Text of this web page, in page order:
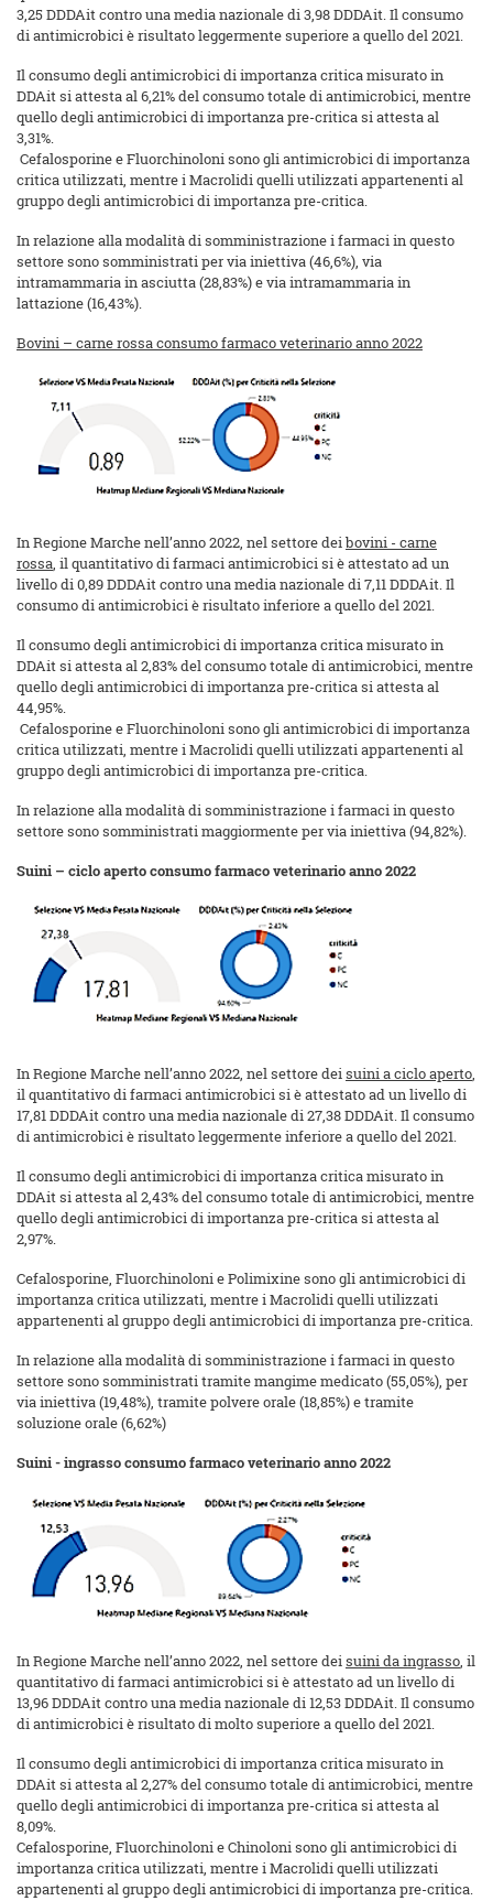
3,25 DDDAit contro una media nazionale di 3,98 DDDAit. Il consumo
di antimicrobici è risultato leggermente superiore a quello del 2021.
Il consumo degli antimicrobici di importanza critica misurato in
DDAit si attesta al 6,21% del consumo totale di antimicrobici, mentre
quello degli antimicrobici di importanza pre-critica si attesta al
3,31%.
Cefalosporine e Fluorchinoloni sono gli antimicrobici di importanza
critica utilizzati, mentre i Macrolidi quelli utilizzati appartenenti al
gruppo degli antimicrobici di importanza pre-critica.
In relazione alla modalità di somministrazione i farmaci in questo
settore sono somministrati per via iniettiva (46,6%), via
intramammaria in asciutta (28,83%) e via intramammaria in
lattazione (16,43%).
Bovini – carne rossa consumo farmaco veterinario anno 2022
In Regione Marche nell’anno 2022, nel settore deibovini - carne
rossa, il quantitativo di farmaci antimicrobici si è attestato ad un
livello di 0,89 DDDAit contro una media nazionale di 7,11 DDDAit. Il
consumo di antimicrobici è risultato inferiore a quello del 2021.
Il consumo degli antimicrobici di importanza critica misurato in
DDAit si attesta al 2,83% del consumo totale di antimicrobici, mentre
quello degli antimicrobici di importanza pre-critica si attesta al
44,95%.
Cefalosporine e Fluorchinoloni sono gli antimicrobici di importanza
critica utilizzati, mentre i Macrolidi quelli utilizzati appartenenti al
gruppo degli antimicrobici di importanza pre-critica.
In relazione alla modalità di somministrazione i farmaci in questo
settore sono somministrati maggiormente per via iniettiva (94,82%).
Suini – ciclo aperto consumo farmaco veterinario anno 2022
In Regione Marche nell’anno 2022, nel settore deisuini a ciclo aperto,
il quantitativo di farmaci antimicrobici si è attestato ad un livello di
17,81 DDDAit contro una media nazionale di 27,38 DDDAit. Il consumo
di antimicrobici è risultato leggermente inferiore a quello del 2021.
Il consumo degli antimicrobici di importanza critica misurato in
DDAit si attesta al 2,43% del consumo totale di antimicrobici, mentre
quello degli antimicrobici di importanza pre-critica si attesta al
2,97%.
Cefalosporine, Fluorchinoloni e Polimixine sono gli antimicrobici di
importanza critica utilizzati, mentre i Macrolidi quelli utilizzati
appartenenti al gruppo degli antimicrobici di importanza pre-critica.
In relazione alla modalità di somministrazione i farmaci in questo
settore sono somministrati tramite mangime medicato (55,05%), per
via iniettiva (19,48%), tramite polvere orale (18,85%) e tramite
soluzione orale (6,62%)
Suini - ingrasso consumo farmaco veterinario anno 2022
In Regione Marche nell’anno 2022, nel settore deisuini da ingrasso, il
quantitativo di farmaci antimicrobici si è attestato ad un livello di
13,96 DDDAit contro una media nazionale di 12,53 DDDAit. Il consumo
di antimicrobici è risultato di molto superiore a quello del 2021.
Il consumo degli antimicrobici di importanza critica misurato in
DDAit si attesta al 2,27% del consumo totale di antimicrobici, mentre
quello degli antimicrobici di importanza pre-critica si attesta al
8,09%.
Cefalosporine, Fluorchinoloni e Chinoloni sono gli antimicrobici di
importanza critica utilizzati, mentre i Macrolidi quelli utilizzati
appartenenti al gruppo degli antimicrobici di importanza pre-critica.